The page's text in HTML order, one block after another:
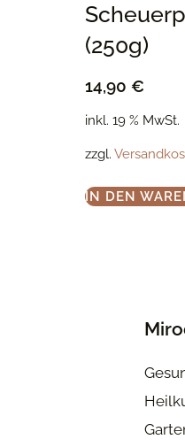
(250g)
14,90 €
inkl. 19 % MwSt.
zzgl.
IN DEN